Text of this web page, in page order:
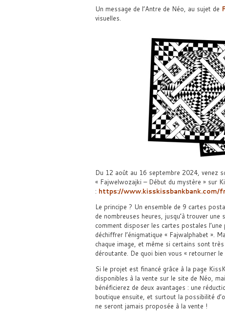
Un message de l’Antre de Néo, au sujet de
visuelles.
Du 12 août au 16 septembre 2024, venez
« Fajwelwozajki – Début du mystère » sur
: https://
Le principe ? Un ensemble de 9 cartes
de nombreuses heures, jusqu’à trouver
comment disposer les cartes postales
déchiffrer l’énigmatique « Fajwalphabet ».
chaque image, et même si certains sont
déroutante. De quoi bien vous « retourner
Si le projet est financé grâce à la page
disponibles à la vente sur le site de Néo,
bénéficierez de deux avantages : une
boutique ensuite, et surtout la possibilité
ne seront jamais proposée à la vente !